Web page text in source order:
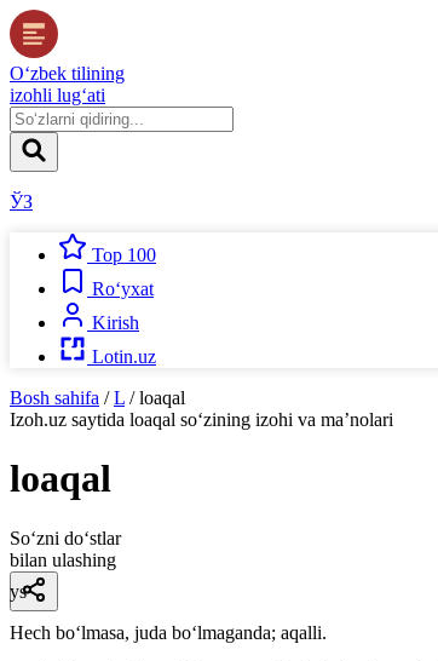
O‘zbek tilining
izohli lug‘ati
ЎЗ
Top 100
Ro‘yxat
Kirish
Lotin.uz
Bosh sahifa / L / loaqal
Izoh.uz saytida loaqal so‘zining izohi va ma’nolari
loaqal
So‘zni do‘stlar
bilan ulashing
ys
Hech boʻlmasa, juda boʻlmaganda; aqalli.